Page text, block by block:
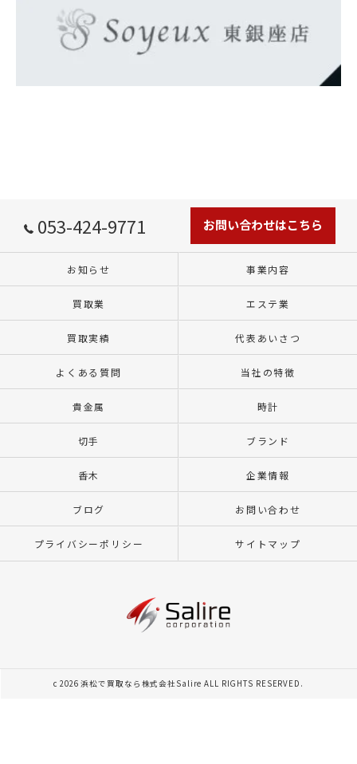
053-424-9771 お問い合わせはこちら
お知らせ 事業内容
買取業 エステ業
買取実績 代表あいさつ
よくある質問 当社の特徴
貴金属 時計
切手 ブランド
香木 企業情報
ブログ お問い合わせ
プライバシーポリシー サイトマップ
c 2026 浜松で買取なら株式会社Salire ALL RIGHTS RESERVED.